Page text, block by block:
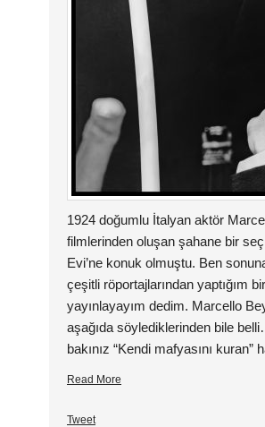
1924 doğumlu İtalyan aktör
filmlerinden oluşan şahane bir
Evi’ne konuk olmuştu. Ben
çeşitli röportajlarından yaptığım
yayınlayayım dedim. Marcello
aşağıda söylediklerinden bile
bakınız “Kendi mafyasını
Read More
Tweet